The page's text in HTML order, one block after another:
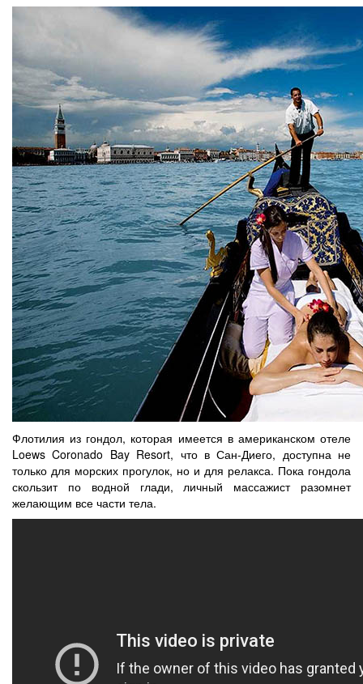
Флотилия из гондол, которая имеется в американском отеле
Loews Coronado Bay Resort, что в Сан-Диего, доступна не
только для морских прогулок, но и для релакса. Пока гондола
скользит по водной глади, личный массажист разомнет
желающим все части тела.